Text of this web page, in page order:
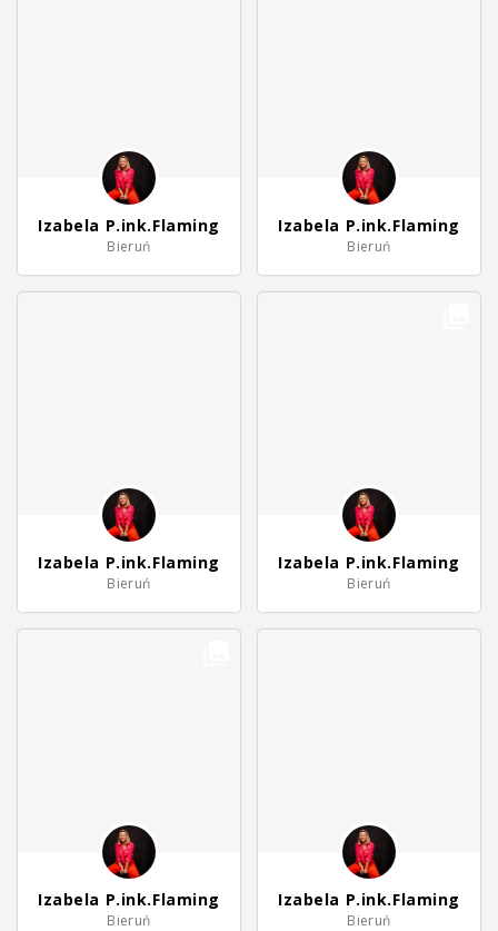
Izabela P.ink.Flaming
Bieruń
Izabela P.ink.Flaming
Bieruń
Izabela P.ink.Flaming
Bieruń
Izabela P.ink.Flaming
Bieruń
Izabela P.ink.Flaming
Bieruń
Izabela P.ink.Flaming
Bieruń